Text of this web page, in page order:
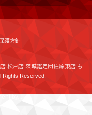
護方針
松戸店 茨城鑑定団佐原東店 も
Rights Reserved.